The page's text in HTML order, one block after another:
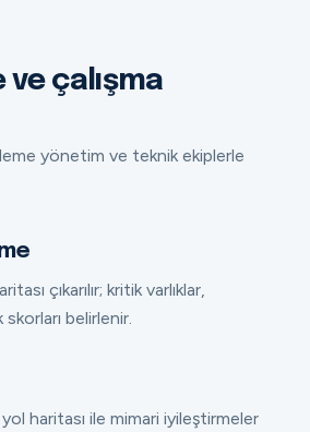
ve çalışma
yönetim ve teknik ekiplerle
çıkarılır; kritik varlıklar,
skorları belirlenir.
haritası ile mimari iyileştirmeler